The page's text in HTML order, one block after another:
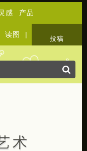
感 产品
读图 |
投稿
术